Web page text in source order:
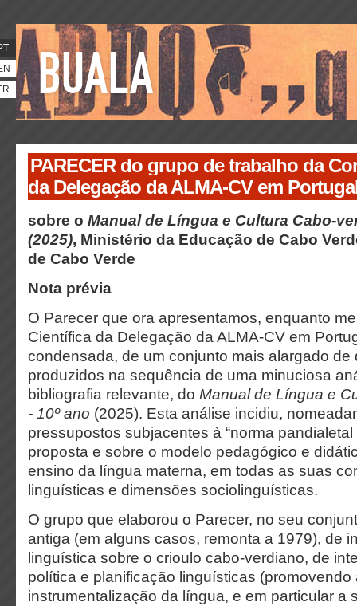
PARECER do grupo de trabalho da
da Delegação da ALMA-CV em
sobre o Manual de Língua e Cultura Cabo-
(2025), Ministério da Educação de Cabo
de Cabo Verde
Nota prévia
O Parecer que ora apresentamos, enquanto
Científica da Delegação da ALMA-CV em
condensada, de um conjunto mais alargado de
produzidos na sequência de uma minuciosa
bibliografia relevante, do Manual de Língua e
- 10º ano (2025). Esta análise incidiu,
pressupostos subjacentes à “norma pandialetal
proposta e sobre o modelo pedagógico e
ensino da língua materna, em todas as suas
linguísticas e dimensões sociolinguísticas.
O grupo que elaborou o Parecer, no seu
antiga (em alguns casos, remonta a 1979), de
linguística sobre o crioulo cabo-verdiano, de
política e planificação linguísticas
instrumentalização da língua, e em particular a